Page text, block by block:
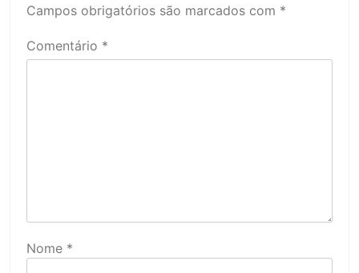
Campos obrigatórios são marcados com *
Comentário *
Nome *